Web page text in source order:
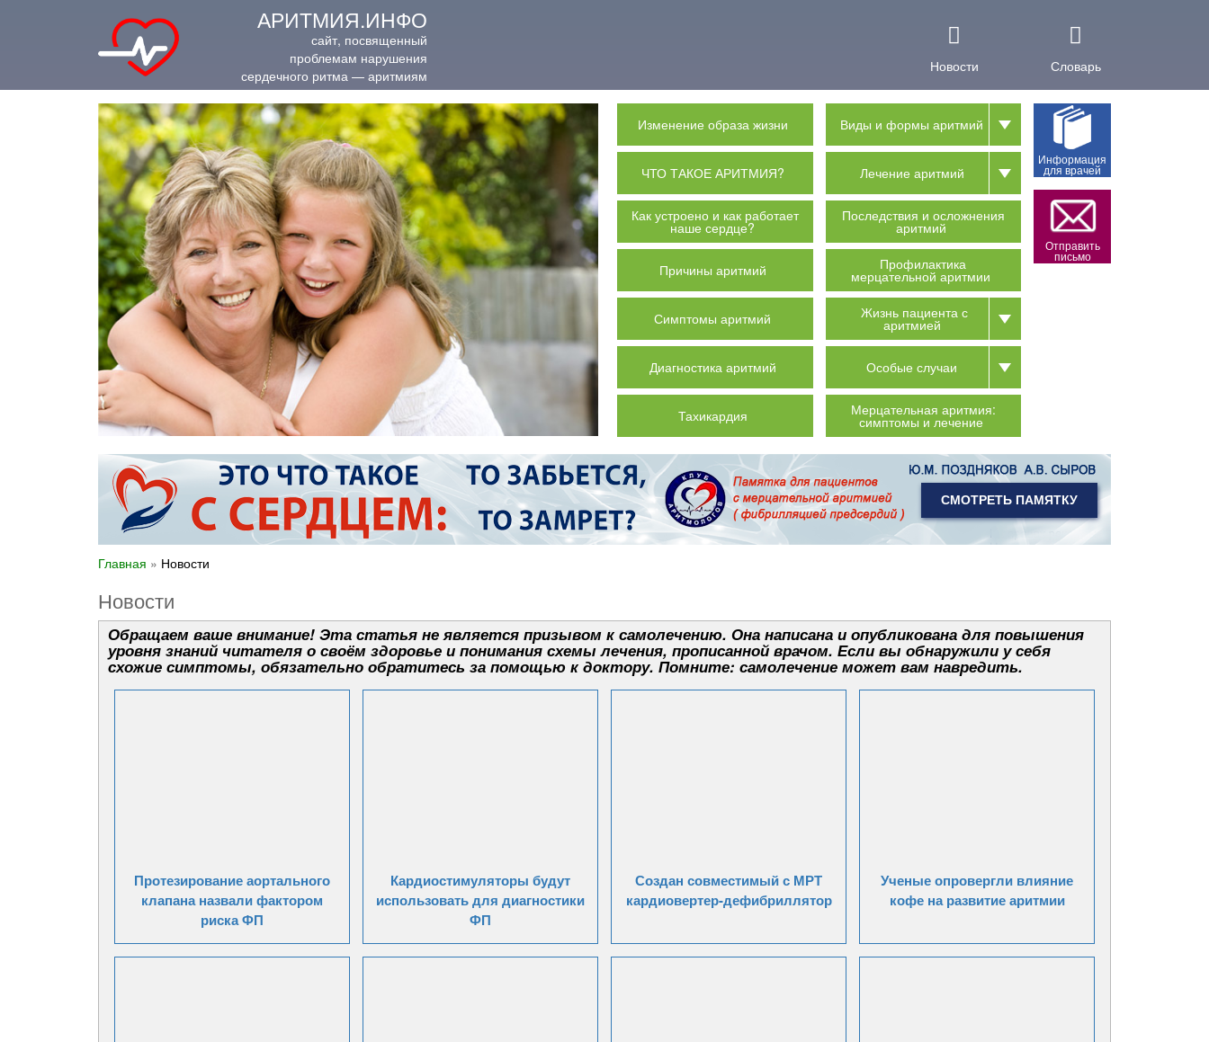
АРИТМИЯ.ИНФО
сайт, посвященный
проблемам нарушения
сердечного ритма — аритмиям
Новости Словарь
Изменение образа жизни
ЧТО ТАКОЕ АРИТМИЯ?
Как устроено и как работает
наше сердце?
Причины аритмий
Симптомы аритмий
Диагностика аритмий
Тахикардия
Виды и формы аритмий
Лечение аритмий
Последствия и осложнения
аритмий
Профилактика
мерцательной аритмии
Жизнь пациента с
аритмией
Особые случаи
Мерцательная аритмия:
симптомы и лечение
Информация
для врачей
Отправить
письмо
СМОТРЕТЬ ПАМЯТКУ
Главная » Новости
Новости
Обращаем ваше внимание! Эта статья не является призывом к самолечению. Она написана и опубликована для повышения
уровня знаний читателя о своём здоровье и понимания схемы лечения, прописанной врачом. Если вы обнаружили у себя
схожие симптомы, обязательно обратитесь за помощью к доктору. Помните: самолечение может вам навредить.
Протезирование аортального
клапана назвали фактором
риска ФП
Кардиостимуляторы будут
использовать для диагностики
ФП
Создан совместимый с МРТ
кардиовертер-дефибриллятор
Ученые опровергли влияние
кофе на развитие аритмии